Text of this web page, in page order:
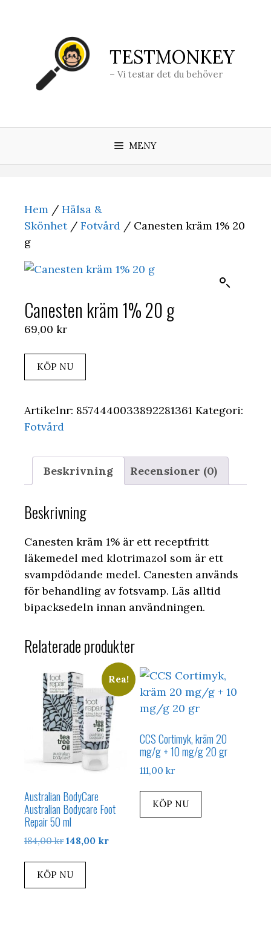
TESTMONKEY
– Vi testar det du behöver
MENY
Hem / Hälsa &
Skönhet/ Fotvård / Canesten kräm 1% 20
g
Canesten kräm 1% 20 g
69,00 kr
KÖP NU
Artikelnr: 8574440033892281361 Kategori:
Fotvård
Beskrivning Recensioner (0)
Beskrivning
Canesten kräm 1% är ett receptfritt
läkemedel med klotrimazol som är ett
svampdödande medel. Canesten används
för behandling av fotsvamp. Läs alltid
bipacksedeln innan användningen.
Relaterade produkter
Rea!
Australian BodyCare
Australian Bodycare Foot
Repair 50 ml
184,00kr Det
var:
148,00 krDet
KÖP NU
CCS Cortimyk, kräm 20
mg/g + 10 mg/g 20 gr
111,00kr
KÖP NU